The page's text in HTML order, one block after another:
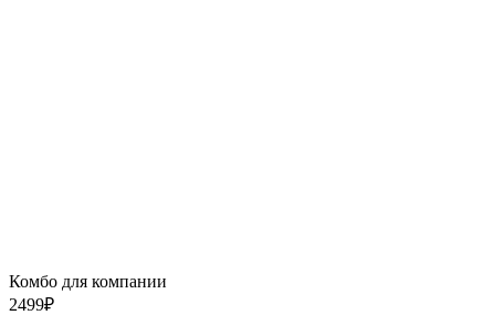
Комбо для компании
2499₽